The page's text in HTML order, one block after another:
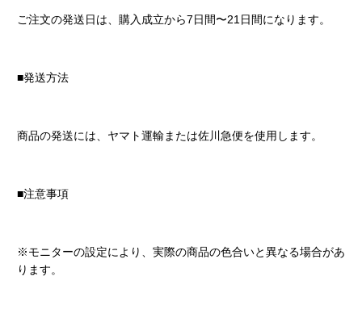
ご注文の発送日は、購入成立から7日間〜21日間になります。
■発送方法
商品の発送には、ヤマト運輸または佐川急便を使用します。
■注意事項
※モニターの設定により、実際の商品の色合いと異なる場合があ
ります。